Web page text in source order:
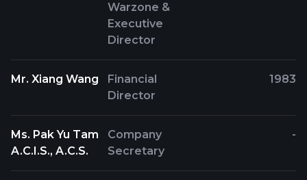
Warzone &
Executive
Director
Mr. Xiang Wang
Financial
Director
1983
Ms. Pak Yu Tam
A.C.I.S., A.C.S.
Company
Secretary
-